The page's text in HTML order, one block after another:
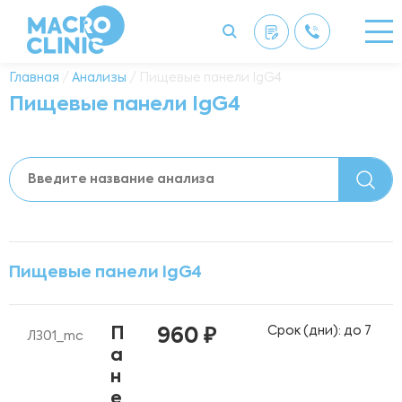
Главная / Анализы / Пищевые панели IgG4
Пищевые панели IgG4
Пищевые панели IgG4
Л301_mc
П
а
н
960 ₽ Срок (дни): до 7